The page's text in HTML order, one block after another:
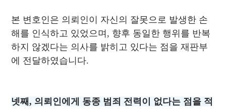
본 변호인은 의뢰인이 자신의 잘못으로 발생한 손
해를 인식하고 있었으며, 향후 동일한 행위를 반복
하지 않겠다는 의사를 밝히고 있다는 점을 재판부
에 전달하였습니다.
넷째, 의뢰인에게 동종 범죄 전력이 없다는 점을 적